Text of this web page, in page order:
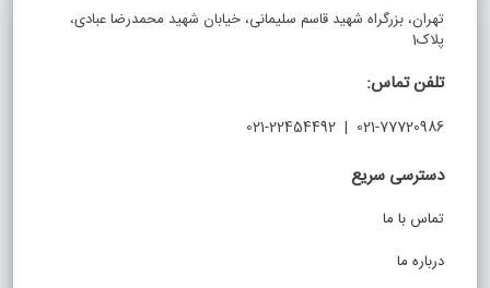
تهران، بزرگراه شهید قاسم سلیمانی، خیابان شهید محمدرضا عبادی،
پلاک1
تلفن تماس:
021-77720986 | 021-22454492
دسترسی سریع
تماس با ما
درباره ما